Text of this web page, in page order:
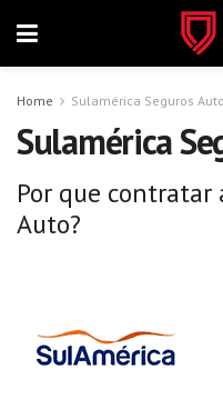
Home Sulamérica Seguros Auto
Sulamérica
Por que contratar
Auto?